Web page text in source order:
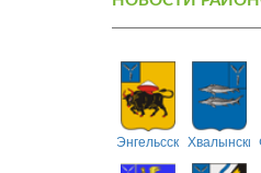
Энгельсский